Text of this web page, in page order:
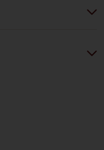
animado